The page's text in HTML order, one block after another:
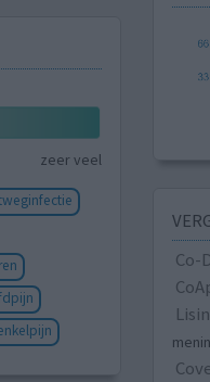
zeer veel
Co-